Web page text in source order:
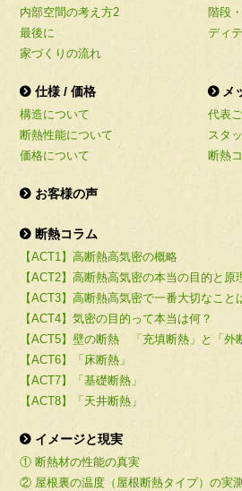
内部空間の考え方2
最後に
家づくりの流れ
階段
ディ
仕様 / 価格
構造について
断熱性能について
価格について
メ
代表
スタ
断熱
お客様の声
断熱コラム
【ACT1】高断熱高気密の概略
【ACT2】高断熱高気密の本当の目的と原
【ACT3】高断熱高気密で一番大切なこと
【ACT4】気密の目的って本当は何？
【ACT5】壁の断熱 「充填断熱」と「外
【ACT6】「床断熱」
【ACT7】「基礎断熱」
【ACT8】「天井断熱」
イメージと現実
① 断熱材の性能の真実
② 屋根裏の温度（屋根断熱タイプ）の実